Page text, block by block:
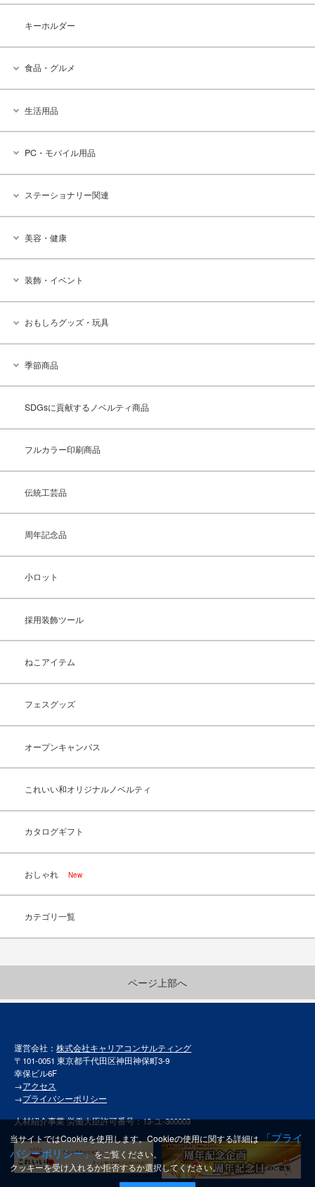
キーホルダー
食品・グルメ
生活用品
PC・モバイル用品
ステーショナリー関連
美容・健康
装飾・イベント
おもしろグッズ・玩具
季節商品
SDGsに貢献するノベルティ商品
フルカラー印刷商品
伝統工芸品
周年記念品
小ロット
採用装飾ツール
ねこアイテム
フェスグッズ
オープンキャンパス
これいい和オリジナルノベルティ
カタログギフト
おしゃれ New
カテゴリ一覧
ページ上部へ
運営会社：株式会社キャリアコンサルティング
〒101-0051 東京都千代田区神田神保町3-9
幸保ビル6F
→アクセス
→プライバシーポリシー
人材紹介事業 労働大臣許可番号：13-ユ-300003
当サイトではCookieを使用します。Cookieの使用に関する詳細は
「プライ
バシーポリシー」をご覧ください。
クッキーを受け入れるか拒否するか選択してください。